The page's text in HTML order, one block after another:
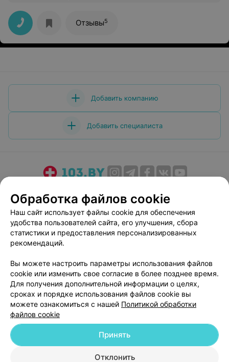
клеент.Вот правила этого санатория.
Отзывы5
Добавить компанию
Добавить специалиста
Медицинский маркетинг
Публичный договор
Пользовательское соглашение
Способы оплаты
Вакансии
Партнеры
Написать руководителю 103.by
Персональные настройки cookie
Обработка персональных данных
© 2026 ООО «Артокс Лаб», УНП 191700409| 220012, Республика Беларусь,
Обработка файлов cookie
Наш сайт использует файлы cookie для обеспечения
удобства пользователей сайта, его улучшения, сбора
статистики и предоставления персонализированных
рекомендаций.
Вы можете настроить параметры использования файлов
cookie или изменить свое согласие в более позднее время.
Для получения дополнительной информации о целях,
сроках и порядке использования файлов cookie вы
можете ознакомиться с нашей Политикой обработки
файлов cookie
Отклонить
Принять